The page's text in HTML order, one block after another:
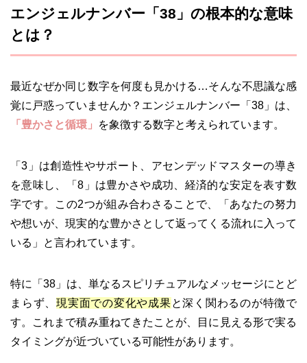
エンジェルナンバー「38」の根本的な意味
とは？
最近なぜか同じ数字を何度も見かける…そんな不思議な感
覚に戸惑っていませんか？エンジェルナンバー「38」は、
「豊かさと循環」
を象徴する数字と考えられています。
「3」は創造性やサポート、アセンデッドマスターの導き
を意味し、「8」は豊かさや成功、経済的な安定を表す数
字です。この2つが組み合わさることで、「あなたの努力
や想いが、現実的な豊かさとして返ってくる流れに入って
いる」と言われています。
特に「38」は、単なるスピリチュアルなメッセージにとど
まらず、 現実面での変化や成果と深く関わるのが特徴で
す。これまで積み重ねてきたことが、目に見える形で実る
タイミングが近づいている可能性があります。